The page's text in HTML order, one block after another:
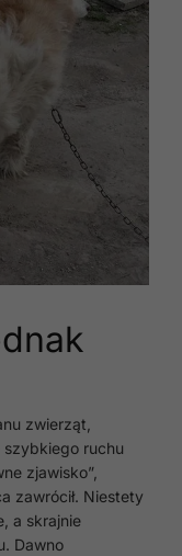
zwierząt,
ruchu
zjawisko”,
zawrócił. Niestety
a skrajnie
Dawno